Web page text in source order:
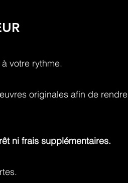
votre rythme.
originales afin de rendre
ni frais supplémentaires.